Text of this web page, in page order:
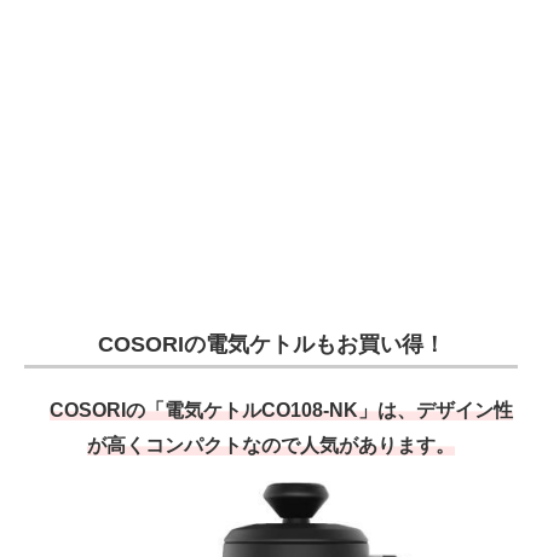
COSORIの電気ケトルもお買い得！
COSORIの「電気ケトルCO108-NK」は、デザイン性
が高くコンパクトなので人気があります。